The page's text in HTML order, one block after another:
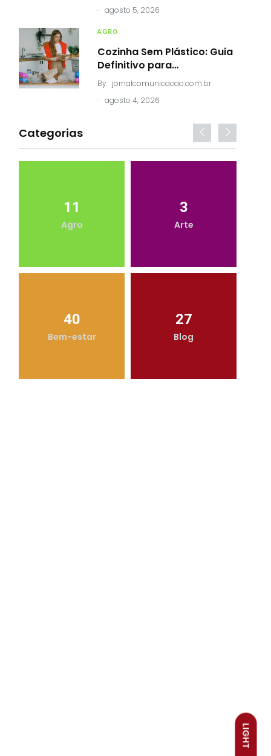
LIGHT
.
agosto 5, 2026
AGRO
Cozinha Sem Plástico: Guia
Definitivo para…
By jornalcomunicacao.com.br
.
agosto 4, 2026
Categorias
11
Agro
3
Arte
40
Bem-estar
27
Blog